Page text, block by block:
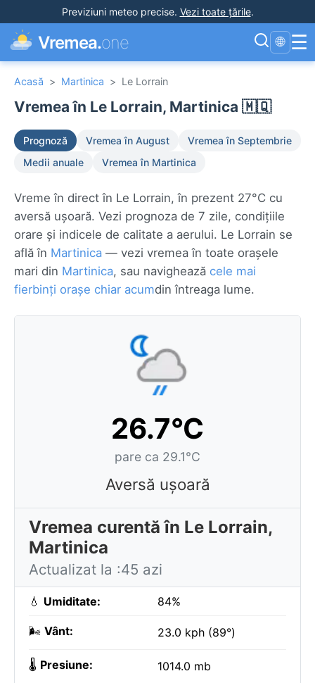
Previziuni meteo precise. Vezi toate țările.
Vremea.one 🌐 ☰
Acasă > Martinica > Le Lorrain
Vremea în Le Lorrain, Martinica 🇲🇶
Prognoză Vremea în August
Vremea în Septembrie
Medii anuale
Vremea în Martinica
Vreme în direct în Le Lorrain, în prezent 27°C cu
aversă ușoară. Vezi prognoza de 7 zile, condițiile
orare și indicele de calitate a aerului. Le Lorrain se
află în Martinica — vezi vremea în toate orașele
mari din Martinica, sau navighează cele mai
fierbinți orașe chiar acumdin întreaga lume.
26.7°C
pare ca 29.1°C
Aversă ușoară
Vremea curentă în Le Lorrain,
Martinica
Actualizat la :45 azi
💧 Umiditate: 84%
🌬️ Vânt: 23.0 kph (89°)
🌡️ Presiune: 1014.0 mb